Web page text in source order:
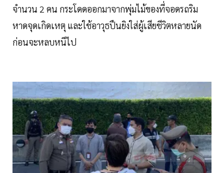
จำนวน 2 คน กระโดดออกมาจากพุ่มไม้ของที่จอดรถริม
หาดจุดเกิดเหตุ และใช้อาวุธปืนยิงใส่ผู้เสียชีวิตหลายนัด
ก่อนจะหลบหนีไป